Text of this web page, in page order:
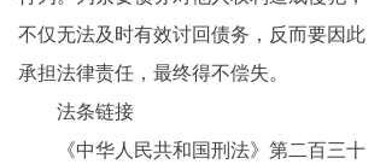
不仅无法及时有效讨回债务，反而要因此
承担法律责任，最终得不偿失。
法条链接
《中华人民共和国刑法》第二百三十